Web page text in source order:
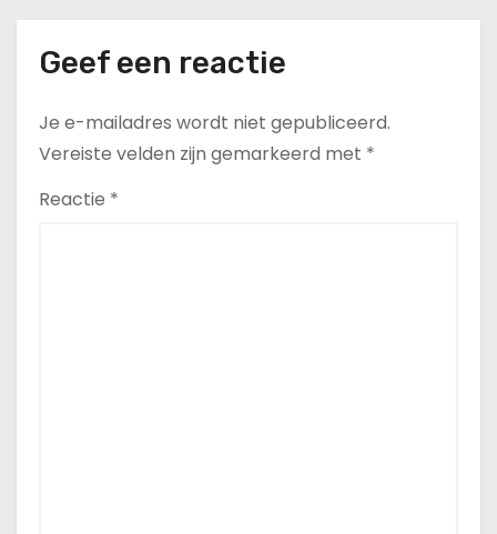
Geef een reactie
Je e-mailadres wordt niet gepubliceerd.
Vereiste velden zijn gemarkeerd met *
Reactie *